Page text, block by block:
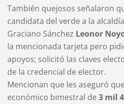
También quejosos señalaron
candidata del verde a la
Graciano Sánchez Leonor
la mencionada tarjeta pero
apoyos; solicitó las claves
de la credencial de elector.
Mencionan que les aseguró
económico bimestral de 3 mil